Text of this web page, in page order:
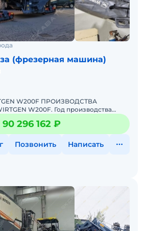
(фрезерная машина)
W200F ПРОИЗВОДСТВА
W200F. Год производства
запросу вышлем полное
оформление
90 296 162 ₽
Позвонить Написать